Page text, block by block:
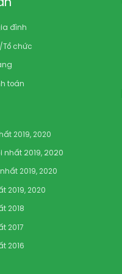
đình
chức
toán
2019, 2020
2019, 2020
2019, 2020
2019, 2020
2018
2017
2016